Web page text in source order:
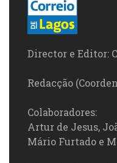
Director e Editor:
Redacção
Colaboradores:
Artur de Jesus,
Mário Furtado e